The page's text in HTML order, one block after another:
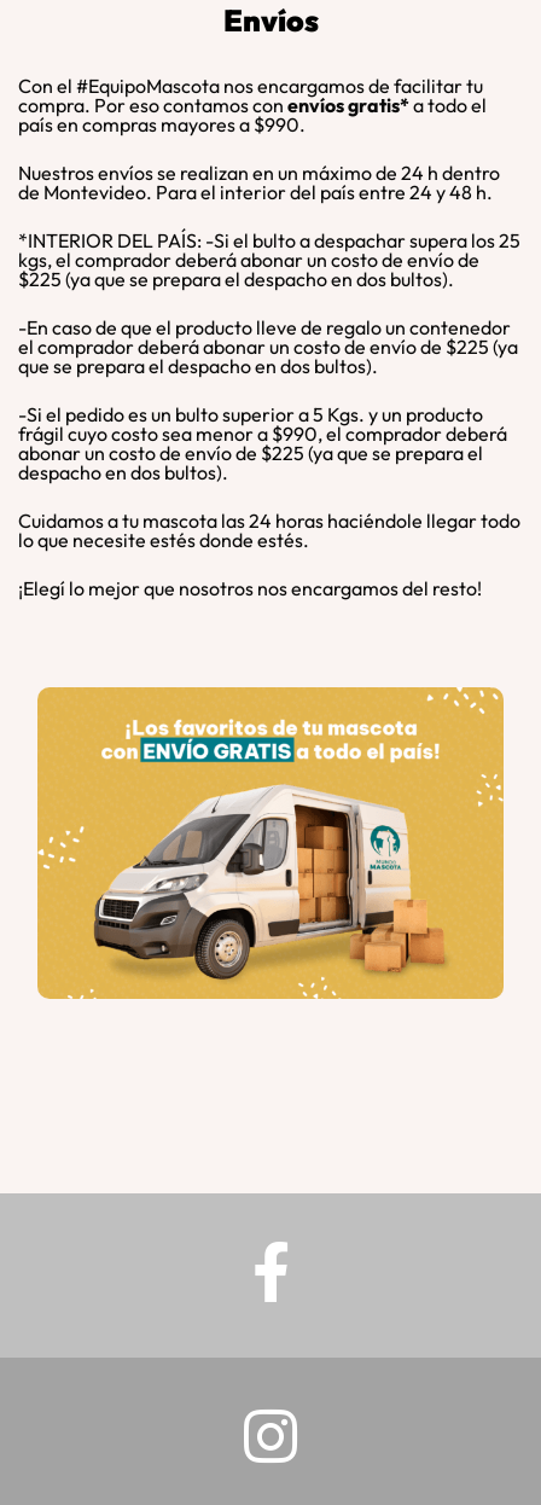
Envíos
Con el #EquipoMascota nos encargamos de facilitar tu
compra. Por eso contamos con envíos gratis*a todo el
país en compras mayores a $990.
Nuestros envíos se realizan en un máximo de 24 h dentro
de Montevideo. Para el interior del país entre 24 y 48 h.
*INTERIOR DEL PAÍS: -Si el bulto a despachar supera los 25
kgs, el comprador deberá abonar un costo de envío de
$225 (ya que se prepara el despacho en dos bultos).
-En caso de que el producto lleve de regalo un contenedor
el comprador deberá abonar un costo de envío de $225 (ya
que se prepara el despacho en dos bultos).
-Si el pedido es un bulto superior a 5 Kgs. y un producto
frágil cuyo costo sea menor a $990, el comprador deberá
abonar un costo de envío de $225 (ya que se prepara el
despacho en dos bultos).
Cuidamos a tu mascota las 24 horas haciéndole llegar todo
lo que necesite estés donde estés.
¡Elegí lo mejor que nosotros nos encargamos del resto!